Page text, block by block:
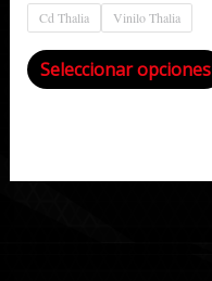
Cd Thalia Vinilo Thalia
Seleccionar opciones